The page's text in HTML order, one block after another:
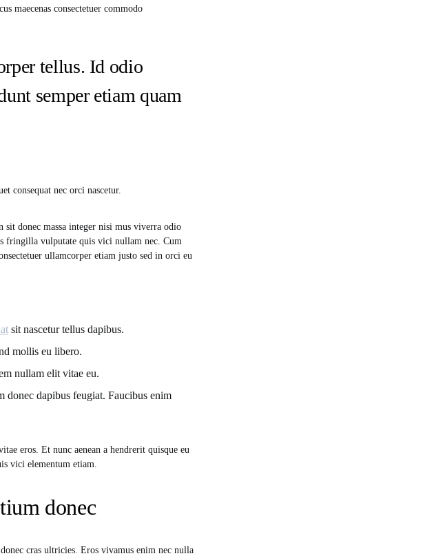
maecenas consectetuer commodo
tellus. Id odio
semper etiam quam
consequat nec orci nascetur.
sit donec massa integer nisi mus viverra odio
fringilla vulputate quis vici nullam nec. Cum
ullamcorper etiam justo sed in orci eu
sit nascetur tellus dapibus.
mollis eu libero.
nullam elit vitae eu.
donec dapibus feugiat. Faucibus enim
eros. Et nunc aenean a hendrerit quisque eu
vici elementum etiam.
donec
cras ultricies. Eros vivamus enim nec nulla